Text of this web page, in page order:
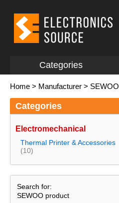
Categories
Home > Manufacturer > SEWOO
Categories
Electromechanical
Thermal Printer & Accessories
(10)
Search for:
SEWOO product